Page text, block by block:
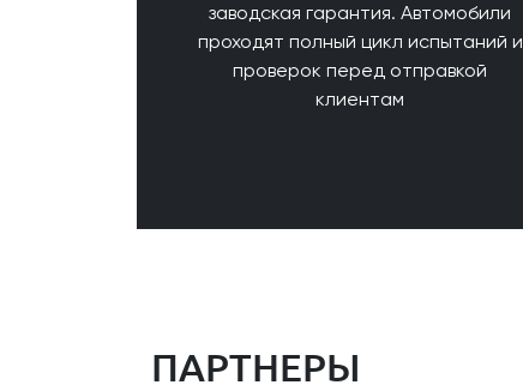
заводская гарантия. Автомобили
проходят полный цикл испытаний и
проверок перед отправкой
клиентам
ПАРТНЕРЫ